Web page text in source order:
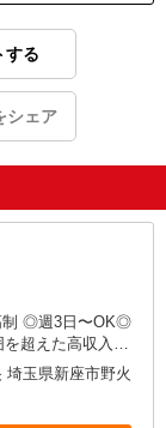
する
シェア
制 ◎週3日〜OK◎
超えた高収入も
（最長12か月
合 月10万円〜
埼玉県新座市野火